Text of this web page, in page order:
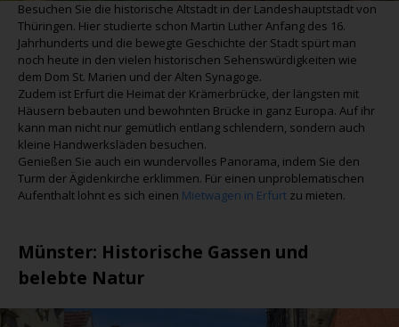
Besuchen Sie die historische Altstadt in der Landeshauptstadt von
Thüringen. Hier studierte schon Martin Luther Anfang des 16.
Jahrhunderts und die bewegte Geschichte der Stadt spürt man
noch heute in den vielen historischen Sehenswürdigkeiten wie
dem Dom St. Marien und der Alten Synagoge.
Zudem ist Erfurt die Heimat der Krämerbrücke, der längsten mit
Häusern bebauten und bewohnten Brücke in ganz Europa. Auf ihr
kann man nicht nur gemütlich entlang schlendern, sondern auch
kleine Handwerksläden besuchen.
Genießen Sie auch ein wundervolles Panorama, indem Sie den
Turm der Ägidenkirche erklimmen. Für einen unproblematischen
Aufenthalt lohnt es sich einen Mietwagen in Erfurt zu mieten.
Münster: Historische Gassen und
belebte Natur